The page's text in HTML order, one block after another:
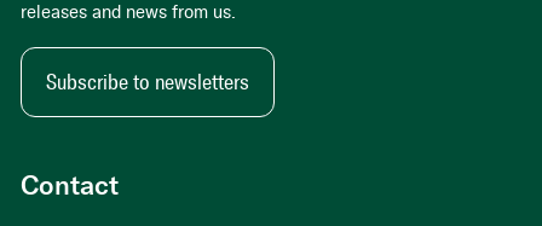
Contact
releases and news from us.
Subscribe to newsletters